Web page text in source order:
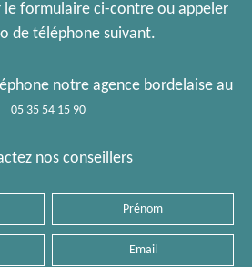
le formulaire ci-contre ou appeler
de téléphone suivant.
notre agence bordelaise au
05 35 54 15 90
nos conseillers